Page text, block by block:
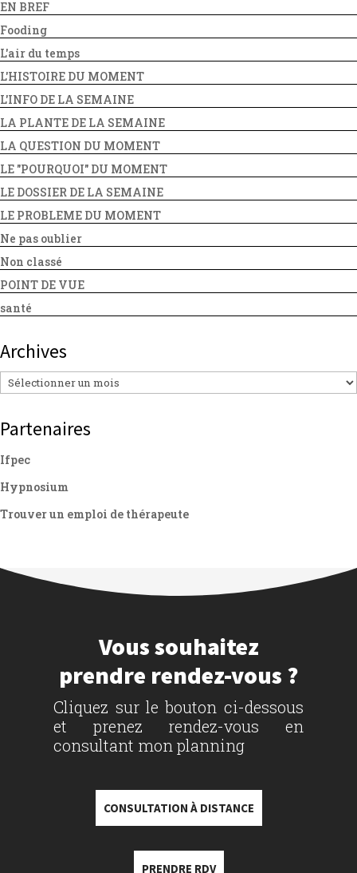
EN BREF
Fooding
L'air du temps
L'HISTOIRE DU MOMENT
L'INFO DE LA SEMAINE
LA PLANTE DE LA SEMAINE
LA QUESTION DU MOMENT
LE "POURQUOI" DU MOMENT
LE DOSSIER DE LA SEMAINE
LE PROBLEME DU MOMENT
Ne pas oublier
Non classé
POINT DE VUE
santé
Archives
Archives
Partenaires
Ifpec
Hypnosium
Trouver un emploi de thérapeute
Vous souhaitez
prendre rendez-vous ?
Cliquez sur le bouton ci-dessous
et prenez rendez-vous en
consultant mon planning
CONSULTATION À DISTANCE
PRENDRE RDV